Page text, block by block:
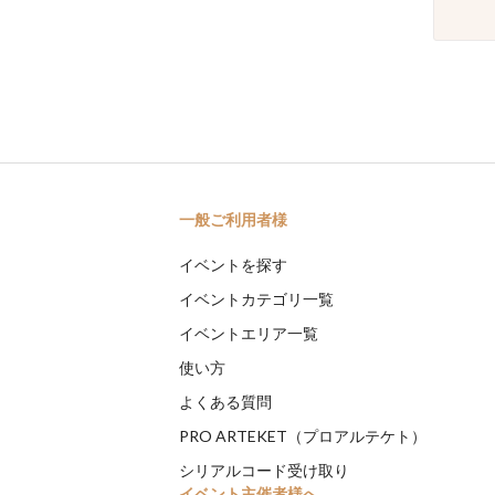
一般ご利用者様
イベントを探す
イベントカテゴリ一覧
イベントエリア一覧
使い方
よくある質問
PRO ARTEKET（プロアルテケト）
シリアルコード受け取り